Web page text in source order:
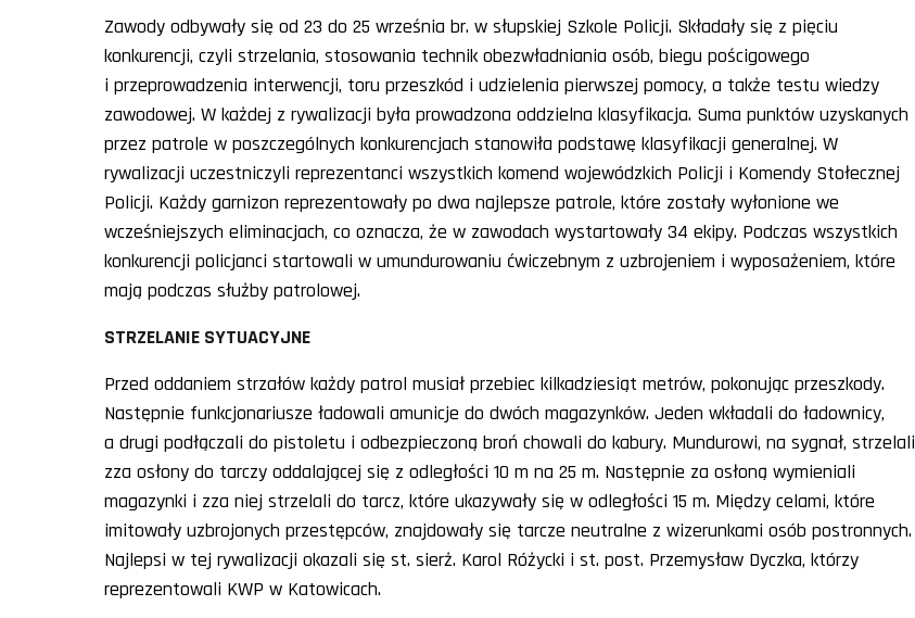
Zawody odbywały się od 23 do 25 września br. w słupskiej Szkole Policji. Składały się z pięciu
konkurencji, czyli strzelania, stosowania technik obezwładniania osób, biegu pościgowego
i przeprowadzenia interwencji, toru przeszkód i udzielenia pierwszej pomocy, a także testu wiedzy
zawodowej. W każdej z rywalizacji była prowadzona oddzielna klasyfikacja. Suma punktów uzyskanych
przez patrole w poszczególnych konkurencjach stanowiła podstawę klasyfikacji generalnej. W
rywalizacji uczestniczyli reprezentanci wszystkich komend wojewódzkich Policji i Komendy Stołecznej
Policji. Każdy garnizon reprezentowały po dwa najlepsze patrole, które zostały wyłonione we
wcześniejszych eliminacjach, co oznacza, że w zawodach wystartowały 34 ekipy. Podczas wszystkich
konkurencji policjanci startowali w umundurowaniu ćwiczebnym z uzbrojeniem i wyposażeniem, które
mają podczas służby patrolowej.
STRZELANIE SYTUACYJNE
Przed oddaniem strzałów każdy patrol musiał przebiec kilkadziesiąt metrów, pokonując przeszkody.
Następnie funkcjonariusze ładowali amunicje do dwóch magazynków. Jeden wkładali do ładownicy,
a drugi podłączali do pistoletu i odbezpieczoną broń chowali do kabury. Mundurowi, na sygnał, strzelali
zza osłony do tarczy oddalającej się z odległości 10 m na 25 m. Następnie za osłoną wymieniali
magazynki i zza niej strzelali do tarcz, które ukazywały się w odległości 15 m. Między celami, które
imitowały uzbrojonych przestępców, znajdowały się tarcze neutralne z wizerunkami osób postronnych.
Najlepsi w tej rywalizacji okazali się st. sierż. Karol Różycki i st. post. Przemysław Dyczka, którzy
reprezentowali KWP w Katowicach.